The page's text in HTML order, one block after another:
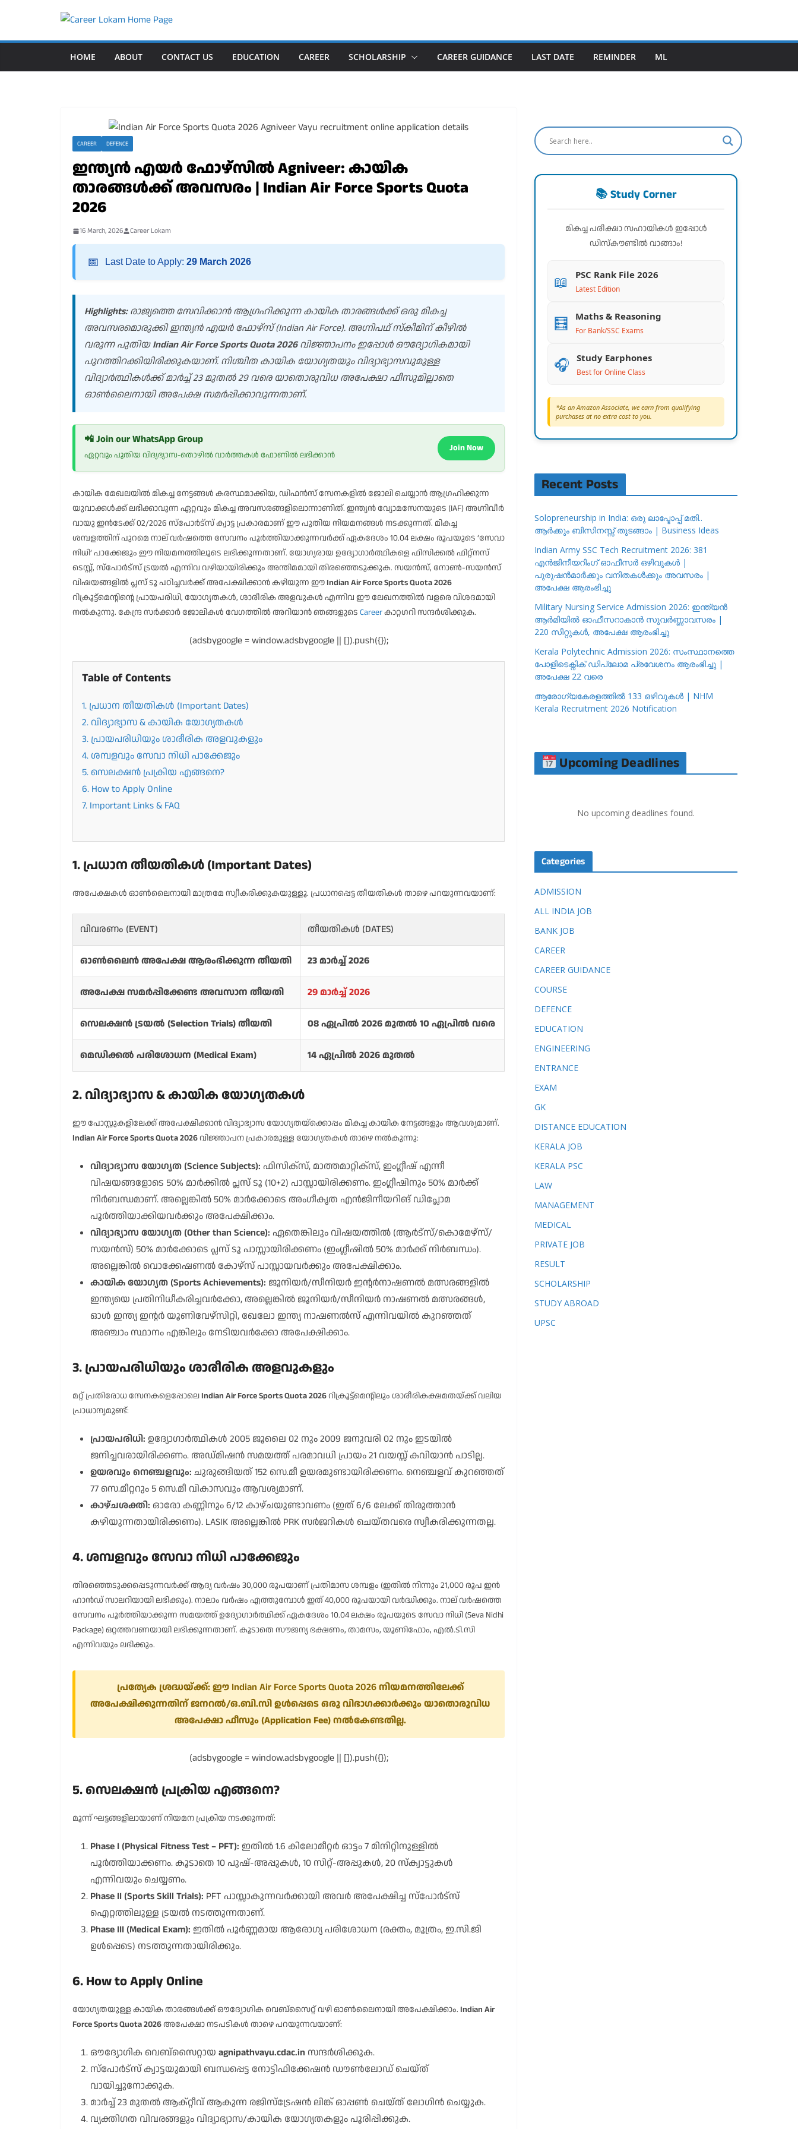
content
HOME ABOUT CONTACT US EDUCATION CAREER SCHOLARSHIP CAREER GUIDANCE LAST DATE REMINDER ML
CAREER DEFENCE
ഇന്ത്യൻ എയർ ഫോഴ്സിൽ Agniveer: കായിക
താരങ്ങൾക്ക് അവസരം | Indian Air Force Sports Quota
2026
16 March, 2026 Career Lokam
📅 Last Date to Apply: 29 March 2026
Highlights:രാജ്യത്തെ സേവിക്കാൻ ആഗ്രഹിക്കുന്ന കായിക താരങ്ങൾക്ക് ഒരു മികച്ച
അവസരമൊരുക്കി ഇന്ത്യൻ എയർ ഫോഴ്സ് (Indian Air Force). അഗ്നിപഥ് സ്കീമിന് കീഴിൽ
വരുന്ന പുതിയIndian Air Force Sports Quota 2026വിജ്ഞാപനം ഇപ്പോൾ ഔദ്യോഗികമായി
പുറത്തിറക്കിയിരിക്കുകയാണ്. നിശ്ചിത കായിക യോഗ്യതയും വിദ്യാഭ്യാസവുമുള്ള
വിദ്യാർത്ഥികൾക്ക് മാർച്ച് 23 മുതൽ 29 വരെ യാതൊരുവിധ അപേക്ഷാ ഫീസുമില്ലാതെ
ഓൺലൈനായി അപേക്ഷ സമർപ്പിക്കാവുന്നതാണ്.
📲 Join our WhatsApp Group
ഏറ്റവും പുതിയ വിദ്യഭ്യാസ-തൊഴിൽ വാർത്തകൾ ഫോണിൽ ലഭിക്കാൻ
Join Now
കായിക മേഖലയിൽ മികച്ച നേട്ടങ്ങൾ കരസ്ഥമാക്കിയ, ഡിഫൻസ് സേനകളിൽ ജോലി ചെയ്യാൻ ആഗ്രഹിക്കുന്ന
യുവാക്കൾക്ക് ലഭിക്കാവുന്ന ഏറ്റവും മികച്ച അവസരങ്ങളിലൊന്നാണിത്. ഇന്ത്യൻ വ്യോമസേനയുടെ (IAF) അഗ്നിവീർ
വായു ഇൻടേക്ക് 02/2026 സ്പോർട്സ് ക്വാട്ട പ്രകാരമാണ് ഈ പുതിയ നിയമനങ്ങൾ നടക്കുന്നത്. മികച്ച
ശമ്പളത്തിന് പുറമെ നാല് വർഷത്തെ സേവനം പൂർത്തിയാക്കുന്നവർക്ക് ഏകദേശം 10.04 ലക്ഷം രൂപയുടെ ‘സേവാ
നിധി’ പാക്കേജും ഈ നിയമനത്തിലൂടെ ലഭിക്കുന്നതാണ്. യോഗ്യരായ ഉദ്യോഗാർത്ഥികളെ ഫിസിക്കൽ ഫിറ്റ്നസ്
ടെസ്റ്റ്, സ്പോർട്സ് ട്രയൽ എന്നിവ വഴിയായിരിക്കും അന്തിമമായി തിരഞ്ഞെടുക്കുക. സയൻസ്, നോൺ-സയൻസ്
വിഷയങ്ങളിൽ പ്ലസ് ടൂ പഠിച്ചവർക്ക് അപേക്ഷിക്കാൻ കഴിയുന്ന ഈ Indian Air Force Sports Quota 2026
റിക്രൂട്ട്മെന്റിന്റെ പ്രായപരിധി, യോഗ്യതകൾ, ശാരീരിക അളവുകൾ എന്നിവ ഈ ലേഖനത്തിൽ വളരെ വിശദമായി
നൽകുന്നു. കേന്ദ്ര സർക്കാർ ജോലികൾ വേഗത്തിൽ അറിയാൻ ഞങ്ങളുടെ Careerകാറ്റഗറി സന്ദർശിക്കുക.
(adsbygoogle = window.adsbygoogle || []).push({});
Table of Contents
1. പ്രധാന തീയതികൾ (Important Dates)
2. വിദ്യാഭ്യാസ & കായിക യോഗ്യതകൾ
3. പ്രായപരിധിയും ശാരീരിക അളവുകളും
4. ശമ്പളവും സേവാ നിധി പാക്കേജും
5. സെലക്ഷൻ പ്രക്രിയ എങ്ങനെ?
6. How to Apply Online
7. Important Links & FAQ
1. പ്രധാന തീയതികൾ (Important Dates)
അപേക്ഷകൾ ഓൺലൈനായി മാത്രമേ സ്വീകരിക്കുകയുള്ളൂ. പ്രധാനപ്പെട്ട തീയതികൾ താഴെ പറയുന്നവയാണ്:
വിവരണം (EVENT) തീയതികൾ (DATES)
ഓൺലൈൻ അപേക്ഷ ആരംഭിക്കുന്ന തീയതി 23 മാർച്ച് 2026
അപേക്ഷ സമർപ്പിക്കേണ്ട അവസാന തീയതി 29 മാർച്ച് 2026
സെലക്ഷൻ ട്രയൽ (Selection Trials) തീയതി 08 ഏപ്രിൽ 2026 മുതൽ 10 ഏപ്രിൽ വരെ
മെഡിക്കൽ പരിശോധന (Medical Exam) 14 ഏപ്രിൽ 2026 മുതൽ
2. വിദ്യാഭ്യാസ & കായിക യോഗ്യതകൾ
ഈ പോസ്റ്റുകളിലേക്ക് അപേക്ഷിക്കാൻ വിദ്യാഭ്യാസ യോഗ്യതയ്ക്കൊപ്പം മികച്ച കായിക നേട്ടങ്ങളും ആവശ്യമാണ്.
Indian Air Force Sports Quota 2026 വിജ്ഞാപന പ്രകാരമുള്ള യോഗ്യതകൾ താഴെ നൽകുന്നു:
വിദ്യാഭ്യാസ യോഗ്യത (Science Subjects): ഫിസിക്സ്, മാത്തമാറ്റിക്സ്, ഇംഗ്ലീഷ് എന്നീ
വിഷയങ്ങളോടെ 50% മാർക്കിൽ പ്ലസ് ടൂ (10+2) പാസ്സായിരിക്കണം. ഇംഗ്ലീഷിനും 50% മാർക്ക്
നിർബന്ധമാണ്. അല്ലെങ്കിൽ 50% മാർക്കോടെ അംഗീകൃത എൻജിനീയറിങ് ഡിപ്ലോമ
പൂർത്തിയാക്കിയവർക്കും അപേക്ഷിക്കാം.
വിദ്യാഭ്യാസ യോഗ്യത (Other than Science): ഏതെങ്കിലും വിഷയത്തിൽ (ആർട്സ്/കൊമേഴ്സ്/
സയൻസ്) 50% മാർക്കോടെ പ്ലസ് ടൂ പാസ്സായിരിക്കണം (ഇംഗ്ലീഷിൽ 50% മാർക്ക് നിർബന്ധം).
അല്ലെങ്കിൽ വൊക്കേഷണൽ കോഴ്സ് പാസ്സായവർക്കും അപേക്ഷിക്കാം.
കായിക യോഗ്യത (Sports Achievements): ജൂനിയർ/സീനിയർ ഇന്റർനാഷണൽ മത്സരങ്ങളിൽ
ഇന്ത്യയെ പ്രതിനിധീകരിച്ചവർക്കോ, അല്ലെങ്കിൽ ജൂനിയർ/സീനിയർ നാഷണൽ മത്സരങ്ങൾ,
ഓൾ ഇന്ത്യ ഇന്റർ യൂണിവേഴ്സിറ്റി, ഖേലോ ഇന്ത്യ നാഷണൽസ് എന്നിവയിൽ കുറഞ്ഞത്
അഞ്ചാം സ്ഥാനം എങ്കിലും നേടിയവർക്കോ അപേക്ഷിക്കാം.
3. പ്രായപരിധിയും ശാരീരിക അളവുകളും
മറ്റ് പ്രതിരോധ സേനകളെപ്പോലെ Indian Air Force Sports Quota 2026 റിക്രൂട്ട്മെന്റിലും ശാരീരികക്ഷമതയ്ക്ക് വലിയ
പ്രാധാന്യമുണ്ട്:
പ്രായപരിധി: ഉദ്യോഗാർത്ഥികൾ 2005 ജൂലൈ 02 നും 2009 ജനുവരി 02 നും ഇടയിൽ
ജനിച്ചവരായിരിക്കണം. അഡ്മിഷൻ സമയത്ത് പരമാവധി പ്രായം 21 വയസ്സ് കവിയാൻ പാടില്ല.
ഉയരവും നെഞ്ചളവും: ചുരുങ്ങിയത് 152 സെ.മീ ഉയരമുണ്ടായിരിക്കണം. നെഞ്ചളവ് കുറഞ്ഞത്
77 സെ.മീറ്ററും 5 സെ.മീ വികാസവും ആവശ്യമാണ്.
കാഴ്ചശക്തി: ഓരോ കണ്ണിനും 6/12 കാഴ്ചയുണ്ടാവണം (ഇത് 6/6 ലേക്ക് തിരുത്താൻ
കഴിയുന്നതായിരിക്കണം). LASIK അല്ലെങ്കിൽ PRK സർജറികൾ ചെയ്തവരെ സ്വീകരിക്കുന്നതല്ല.
4. ശമ്പളവും സേവാ നിധി പാക്കേജും
തിരഞ്ഞെടുക്കപ്പെടുന്നവർക്ക് ആദ്യ വർഷം 30,000 രൂപയാണ് പ്രതിമാസ ശമ്പളം (ഇതിൽ നിന്നും 21,000 രൂപ ഇൻ
ഹാൻഡ് സാലറിയായി ലഭിക്കും). നാലാം വർഷം എത്തുമ്പോൾ ഇത് 40,000 രൂപയായി വർദ്ധിക്കും. നാല് വർഷത്തെ
സേവനം പൂർത്തിയാക്കുന്ന സമയത്ത് ഉദ്യോഗാർത്ഥിക്ക് ഏകദേശം 10.04 ലക്ഷം രൂപയുടെ സേവാ നിധി (Seva Nidhi
Package) ഒറ്റത്തവണയായി ലഭിക്കുന്നതാണ്. കൂടാതെ സൗജന്യ ഭക്ഷണം, താമസം, യൂണിഫോം, എൽ.ടി.സി
എന്നിവയും ലഭിക്കും.
പ്രത്യേക ശ്രദ്ധയ്ക്ക്: ഈ Indian Air Force Sports Quota 2026നിയമനത്തിലേക്ക്
അപേക്ഷിക്കുന്നതിന് ജനറൽ/ഒ.ബി.സി ഉൾപ്പെടെ ഒരു വിഭാഗക്കാർക്കും യാതൊരുവിധ
അപേക്ഷാ ഫീസും (Application Fee) നൽകേണ്ടതില്ല.
(adsbygoogle = window.adsbygoogle || []).push({});
5. സെലക്ഷൻ പ്രക്രിയ എങ്ങനെ?
മൂന്ന് ഘട്ടങ്ങളിലായാണ് നിയമന പ്രക്രിയ നടക്കുന്നത്:
Phase I (Physical Fitness Test – PFT): ഇതിൽ 1.6 കിലോമീറ്റർ ഓട്ടം 7 മിനിറ്റിനുള്ളിൽ
പൂർത്തിയാക്കണം. കൂടാതെ 10 പുഷ്-അപ്പുകൾ, 10 സിറ്റ്-അപ്പുകൾ, 20 സ്ക്വാട്ടുകൾ
എന്നിവയും ചെയ്യണം.
Phase II (Sports Skill Trials): PFT പാസ്സാകുന്നവർക്കായി അവർ അപേക്ഷിച്ച സ്പോർട്സ്
ഐറ്റത്തിലുള്ള ട്രയൽ നടത്തുന്നതാണ്.
Phase III (Medical Exam): ഇതിൽ പൂർണ്ണമായ ആരോഗ്യ പരിശോധന (രക്തം, മൂത്രം, ഇ.സി.ജി
ഉൾപ്പെടെ) നടത്തുന്നതായിരിക്കും.
6. How to Apply Online
യോഗ്യതയുള്ള കായിക താരങ്ങൾക്ക് ഔദ്യോഗിക വെബ്സൈറ്റ് വഴി ഓൺലൈനായി അപേക്ഷിക്കാം. Indian Air
Force Sports Quota 2026അപേക്ഷാ നടപടികൾ താഴെ പറയുന്നവയാണ്:
ഔദ്യോഗിക വെബ്സൈറ്റായ agnipathvayu.cdac.in സന്ദർശിക്കുക.
സ്പോർട്സ് ക്വാട്ടയുമായി ബന്ധപ്പെട്ട നോട്ടിഫിക്കേഷൻ ഡൗൺലോഡ് ചെയ്ത്
വായിച്ചുനോക്കുക.
മാർച്ച് 23 മുതൽ ആക്റ്റീവ് ആകുന്ന രജിസ്ട്രേഷൻ ലിങ്ക് ഓപ്പൺ ചെയ്ത് ലോഗിൻ ചെയ്യുക.
വ്യക്തിഗത വിവരങ്ങളും വിദ്യാഭ്യാസ/കായിക യോഗ്യതകളും പൂരിപ്പിക്കുക.
📚 Study Corner
മികച്ച പരീക്ഷാ സഹായികൾ ഇപ്പോൾ
ഡിസ്കൗണ്ടിൽ വാങ്ങാം!
📖 PSC Rank File 2026
Latest Edition
🧮 Maths & Reasoning
For Bank/SSC Exams
🎧 Study Earphones
Best for Online Class
*As an Amazon Associate, we earn from qualifying
purchases at no extra cost to you.
Recent Posts
Solopreneurship in India: ഒരു ലാപ്ടോപ്പ് മതി..
ആർക്കും ബിസിനസ്സ് തുടങ്ങാം | Business Ideas
Indian Army SSC Tech Recruitment 2026: 381
എൻജിനീയറിംഗ് ഓഫീസർ ഒഴിവുകൾ |
പുരുഷൻമാർക്കും വനിതകൾക്കും അവസരം |
അപേക്ഷ ആരംഭിച്ചു
Military Nursing Service Admission 2026: ഇന്ത്യൻ
ആർമിയിൽ ഓഫീസറാകാൻ സുവർണ്ണാവസരം |
220 സീറ്റുകൾ, അപേക്ഷ ആരംഭിച്ചു
Kerala Polytechnic Admission 2026: സംസ്ഥാനത്തെ
പോളിടെക്നിക് ഡിപ്ലോമ പ്രവേശനം ആരംഭിച്ചു |
അപേക്ഷ 22 വരെ
ആരോഗ്യകേരളത്തിൽ 133 ഒഴിവുകൾ | NHM
Kerala Recruitment 2026 Notification
Upcoming Deadlines
No upcoming deadlines found.
Categories
ADMISSION
ALL INDIA JOB
BANK JOB
CAREER
CAREER GUIDANCE
COURSE
DEFENCE
EDUCATION
ENGINEERING
ENTRANCE
EXAM
GK
DISTANCE EDUCATION
KERALA JOB
KERALA PSC
LAW
MANAGEMENT
MEDICAL
PRIVATE JOB
RESULT
SCHOLARSHIP
STUDY ABROAD
UPSC